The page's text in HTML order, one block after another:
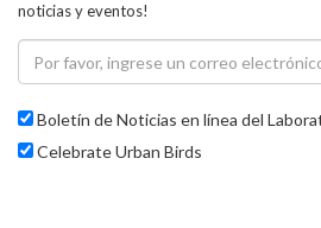
noticias y eventos!
Boletín de Noticias en línea del
Celebrate Urban Birds